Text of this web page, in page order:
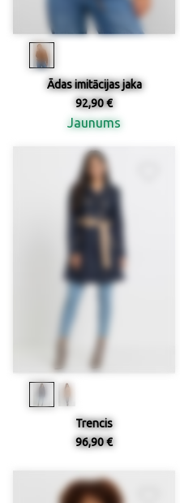
Ādas imitācijas jaka
92,90 €
Jaunums
Trencis
96,90 €